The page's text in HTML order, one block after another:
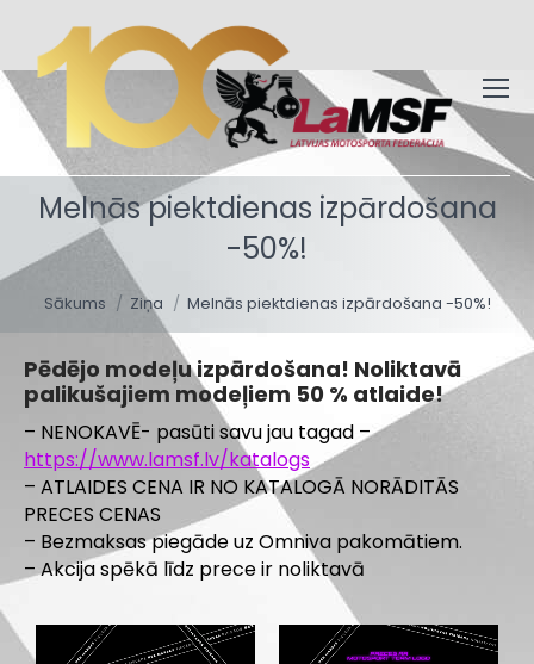
Melnās piektdienas izpārdošana
-50%!
You are here:
Sākums Ziņa Melnās piektdienas izpārdošana -50%!
Pēdējo modeļu izpārdošana! Noliktavā
palikušajiem modeļiem 50 % atlaide!
– NENOKAVĒ- pasūti savu jau tagad –
https://www.lamsf.lv/katalogs
– ATLAIDES CENA IR NO KATALOGĀ NORĀDITĀS
PRECES CENAS
– Bezmaksas piegāde uz Omniva pakomātiem.
– Akcija spēkā līdz prece ir noliktavā